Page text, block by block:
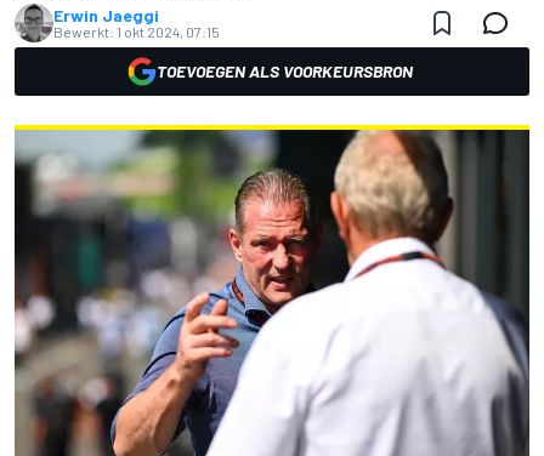
Erwin Jaeggi
Bewerkt: 1 okt 2024, 07:15
TOEVOEGEN ALS VOORKEURSBRON